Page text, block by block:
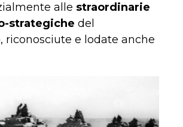
alle straordinarie
strategiche del
riconosciute e lodate anche